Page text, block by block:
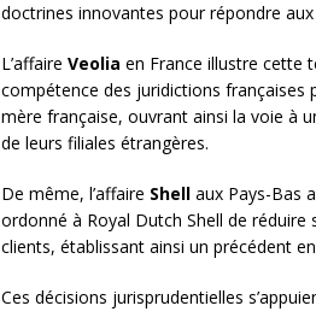
doctrines innovantes pour répondre
L’affaire Veolia en France illustre cette
compétence des juridictions françaises
mère française, ouvrant ainsi la voie à
de leurs filiales étrangères.
De même, l’affaire Shellaux Pays-Bas
ordonné à Royal Dutch Shell de
clients, établissant ainsi un précédent
Ces décisions jurisprudentielles